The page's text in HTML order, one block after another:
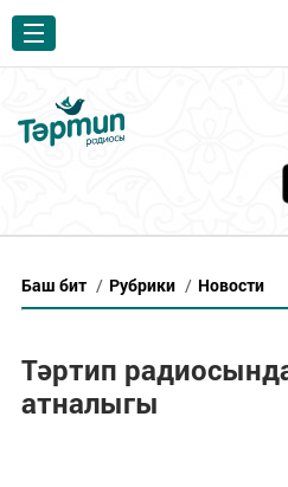
Баш бит / Рубрики / Новости
Тәртип
атналыгы